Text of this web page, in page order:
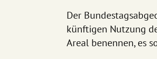
Der
künftigen Nutzung
Areal benennen, es